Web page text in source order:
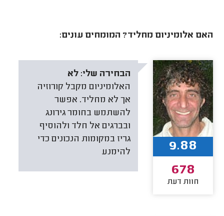
האם אלומיניום מחליד? המומחים עונים:
הבחירה שלי: לא
האלומיניום מקבל קורוזיה
אך לא מחליד. אפשר
להשתמש בחומר גירונג
ובברגים אל חלד ולהוסיף
גריז במקומות הנכונים כדי
להימנע
9.88
678
חוות דעת